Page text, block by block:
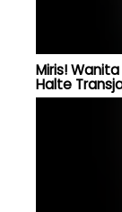
Miris!
Halte